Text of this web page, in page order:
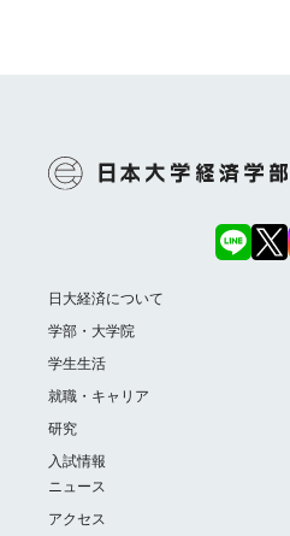
日大経済について
学部・大学院
学生生活
就職・キャリア
研究
入試情報
ニュース
アクセス